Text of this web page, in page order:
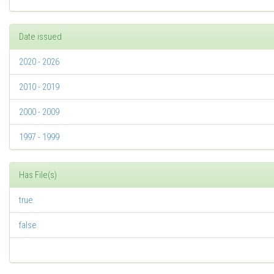
Date issued
2020 - 2026
2010 - 2019
2000 - 2009
1997 - 1999
Has File(s)
true
false